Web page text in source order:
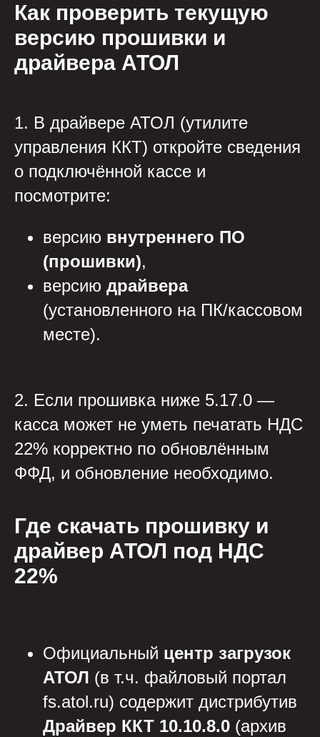
Как проверить текущую
версию прошивки и
драйвера АТОЛ
1. В драйвере АТОЛ (утилите
управления ККТ) откройте сведения
о подключённой кассе и
посмотрите:
версию внутреннего ПО
(прошивки),
версию драйвера
(установленного на ПК/кассовом
месте).
2. Если прошивка ниже 5.17.0 —
касса может не уметь печатать НДС
22% корректно по обновлённым
ФФД, и обновление необходимо.
Где скачать прошивку и
драйвер АТОЛ под НДС
22%
Официальный центр загрузок
АТОЛ (в т.ч. файловый портал
fs.atol.ru) содержит дистрибутив
Драйвер ККТ 10.10.8.0 (архив